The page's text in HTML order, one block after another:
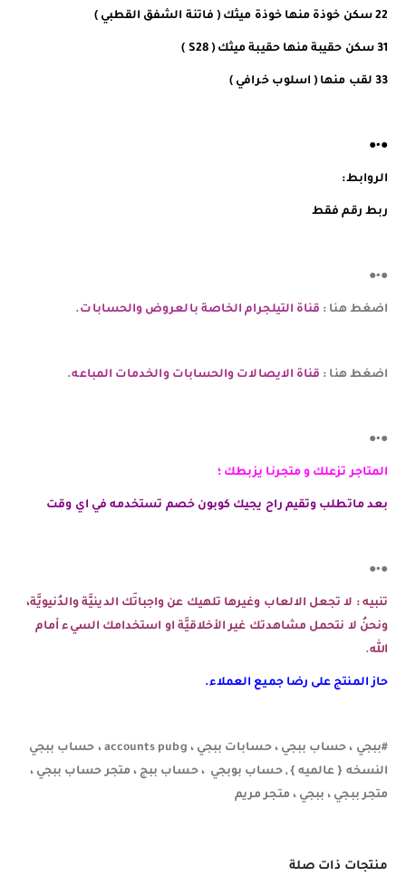
22 سكن خوذة منها خوذة ميثك ( فاتنة الشفق القطبي )
31 سكن حقيبة منها حقيبة ميثك ( S28 )
33 لقب منها ( اسلوب خرافي )
●•●
الروابط:
ربط رقم فقط
●•●
اضغط هنا : قناة التيلجرام الخاصة بالعروض والحسابات.
اضغط هنا : قناة الايصالات والحسابات والخدمات المباعه.
●•●
المتاجر تزعلك و متجرنا يزبطك ؛
بعد ماتطلب وتقيم راح يجيك كوبون خصم تستخدمه في اي وقت
●•●
تنبيه : لا تجعل الالعاب وغيرها تلهيك عن واجباتَك الدينيَّة والدُنيويَّة،
ونحنُ لا نتحمل مشاهدتك غير الأخلاقيَّة او استخدامك السيء أمام
الله.
حاز المنتج على رضا جميع العملاء.
#ببجي ، حساب ببجي ، حسابات ببجي ، accounts pubg ، حساب ببجي
النسخه { عالميه } , حساب بوبجي ، حساب ببج ، متجر حساب ببجي ،
متجر ببجي ، ببجي ، متجر مريم
منتجات ذات صلة